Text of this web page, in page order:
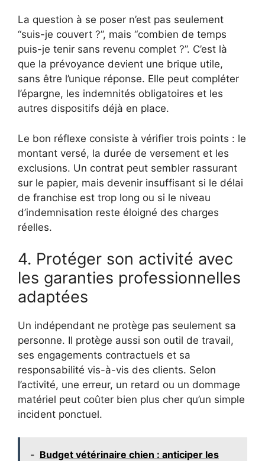
La question à se poser n’est pas seulement
“suis-je couvert ?”, mais “combien de temps
puis-je tenir sans revenu complet ?”. C’est là
que la prévoyance devient une brique utile,
sans être l’unique réponse. Elle peut compléter
l’épargne, les indemnités obligatoires et les
autres dispositifs déjà en place.
Le bon réflexe consiste à vérifier trois points : le
montant versé, la durée de versement et les
exclusions. Un contrat peut sembler rassurant
sur le papier, mais devenir insuffisant si le délai
de franchise est trop long ou si le niveau
d’indemnisation reste éloigné des charges
réelles.
4. Protéger son activité avec
les garanties professionnelles
adaptées
Un indépendant ne protège pas seulement sa
personne. Il protège aussi son outil de travail,
ses engagements contractuels et sa
responsabilité vis-à-vis des clients. Selon
l’activité, une erreur, un retard ou un dommage
matériel peut coûter bien plus cher qu’un simple
incident ponctuel.
- Budget vétérinaire chien : anticiper les